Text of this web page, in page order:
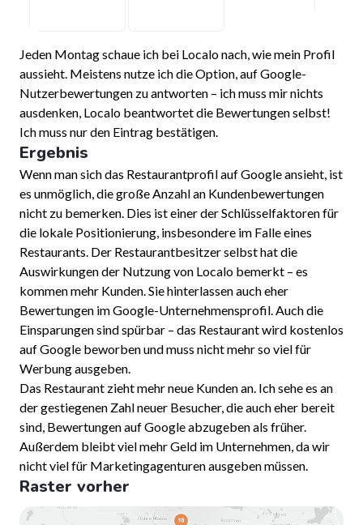
Jeden Montag schaue ich bei Localo nach, wie mein Profil
aussieht. Meistens nutze ich die Option, auf Google-
Nutzerbewertungen zu antworten – ich muss mir nichts
ausdenken, Localo beantwortet die Bewertungen selbst!
Ich muss nur den Eintrag bestätigen.
Ergebnis
Wenn man sich das Restaurantprofil auf Google ansieht, ist
es unmöglich, die große Anzahl an Kundenbewertungen
nicht zu bemerken. Dies ist einer der Schlüsselfaktoren für
die lokale Positionierung, insbesondere im Falle eines
Restaurants. Der Restaurantbesitzer selbst hat die
Auswirkungen der Nutzung von Localo bemerkt – es
kommen mehr Kunden. Sie hinterlassen auch eher
Bewertungen im Google-Unternehmensprofil. Auch die
Einsparungen sind spürbar – das Restaurant wird kostenlos
auf Google beworben und muss nicht mehr so viel für
Werbung ausgeben.
Das Restaurant zieht mehr neue Kunden an. Ich sehe es an
der gestiegenen Zahl neuer Besucher, die auch eher bereit
sind, Bewertungen auf Google abzugeben als früher.
Außerdem bleibt viel mehr Geld im Unternehmen, da wir
nicht viel für Marketingagenturen ausgeben müssen.
Raster vorher